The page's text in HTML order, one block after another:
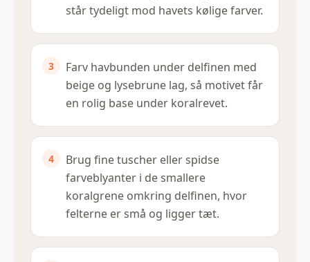
står tydeligt mod havets kølige farver.
Farv havbunden under delfinen med
beige og lysebrune lag, så motivet får
en rolig base under koralrevet.
Brug fine tuscher eller spidse
farveblyanter i de smallere
koralgrene omkring delfinen, hvor
felterne er små og ligger tæt.